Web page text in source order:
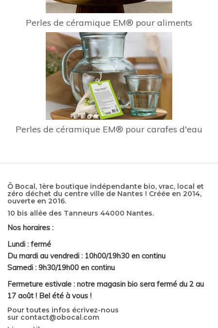
Perles de céramique EM® pour aliments
Perles de céramique EM® pour carafes d'eau
Ô Bocal, 1ère boutique indépendante bio, vrac, local et
zéro déchet du centre ville de Nantes ! Créée en 2014,
ouverte en 2016.
10 bis allée des Tanneurs 44000 Nantes.
Nos horaires :
Lundi : fermé
Du mardi au vendredi : 10h00/19h30 en continu
Samedi : 9h30/19h00 en continu
Fermeture estivale : notre magasin bio sera fermé du 2 au
17 août ! Bel été à vous !
Pour toutes infos écrivez-nous
sur contact@obocal.com